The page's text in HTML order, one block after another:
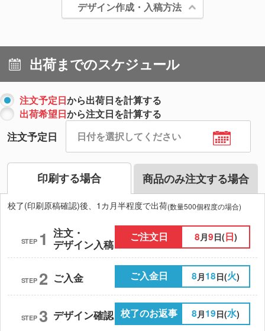
デザイン作成・入稿方法
出荷までのスケジュール
注文予定日から出荷日を計算する
出荷希望日から注文日を計算する
注文予定日
印刷する場合 商品のみ注文する場合
校了(印刷原稿確認)後、1カ月半程度で出荷(数量500個程度の場合)
STEP 1 注文・
デザイン入稿
ご注文日 8月9日(日)
STEP 2 ご入金 ご入金日 8 月18日(火)
STEP 3 デザイン確認 校了のお返事 8 月19日(水)